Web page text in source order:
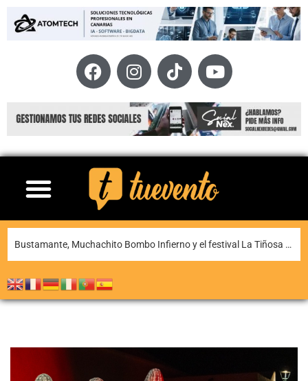
La XI Famara Total reunirá a algunos de los mejores corredores de Canarias del 13 al 15 de agosto